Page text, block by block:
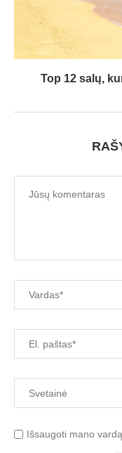
Top 12 salų,
Išsaugoti mano